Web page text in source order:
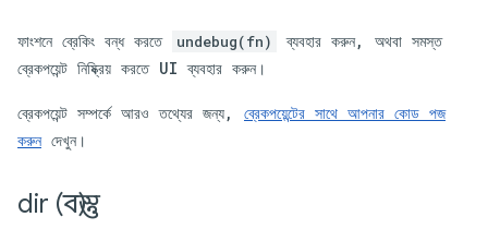
ফাংশনে ব্রেকিং বন্ধ করতে undebug(fn)
ব্যবহার করুন, অথবা সমস্ত
ব্রেকপয়েন্ট নিষ্ক্রিয় করতে UI ব্যবহার করুন।
ব্রেকপয়েন্ট সম্পর্কে আরও তথ্যের জন্য, ব্রেকপয়েন্টের সাথে আপনার কোড পজ
করুনদেখুন।
dir (বস্তু)